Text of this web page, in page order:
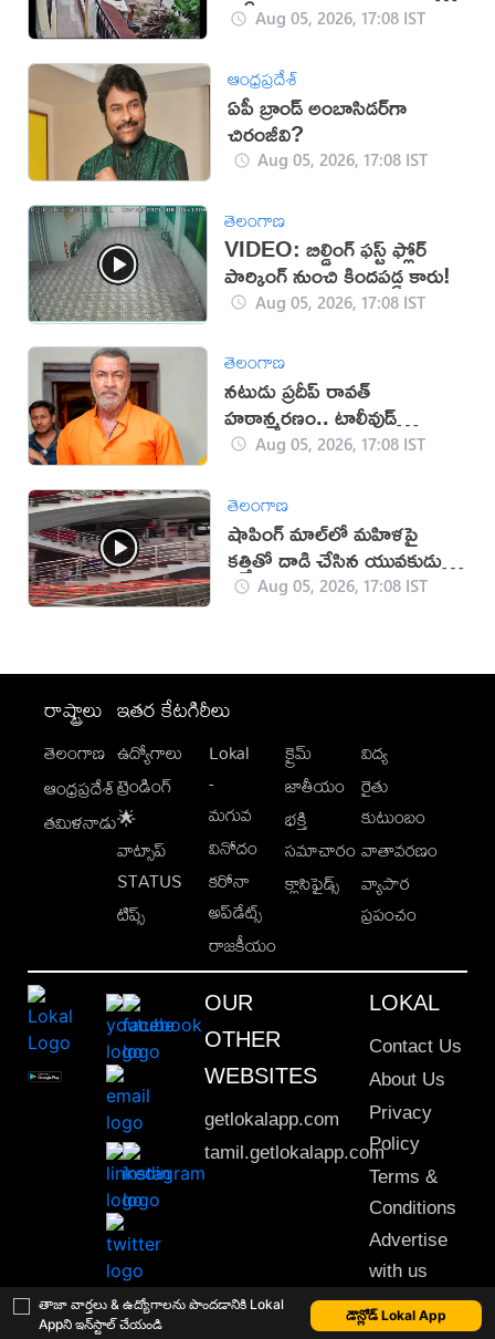
తాజా వార్తలు & ఉద్యోగాలను పొందడానికి Lokal
Appని ఇన్‌స్టాల్ చేయండి
డౌన్లోడ్ Lokal App
మృతి!Aug 05, 2026, 17:08 IST
ఆంధ్రప్రదేశ్
ఏపీ బ్రాండ్ అంబాసిడర్‌గా
చిరంజీవి?
Aug 05, 2026, 17:08 IST
తెలంగాణ
VIDEO: బిల్డింగ్ ఫస్ట్ ఫ్లోర్
పార్కింగ్ నుంచి కిందపడ్డ కారు!
Aug 05, 2026, 17:08 IST
తెలంగాణ
నటుడు ప్రదీప్ రావత్
హఠాన్మరణం.. టాలీవుడ్
స్పందనపై విమర్శలు
Aug 05, 2026, 17:08 IST
తెలంగాణ
షాపింగ్ మాల్‌లో మహిళపై
కత్తితో దాడి చేసిన యువకుడు
(వీడియో)
Aug 05, 2026, 17:08 IST
రాష్ట్రాలు
తెలంగాణ
ఆంధ్రప్రదేశ్
తమిళనాడు
ఇతర కేటగిరీలు
ఉద్యోగాలు
ట్రెండింగ్
🌟
వాట్సాప్
STATUS
టిప్స్
Lokal
-
మగువ
వినోదం
కరోనా
అప్‌డేట్స్
రాజకీయం
క్రైమ్
జాతీయం
భక్తి
సమాచారం
క్లాసిఫైడ్స్
విద్య
రైతు
కుటుంబం
వాతావరణం
వ్యాపార
ప్రపంచం
OUR
OTHER
WEBSITES
getlokalapp.com
tamil.getlokalapp.com
LOKAL
Contact Us
About Us
Privacy
Policy
Terms &
Conditions
Advertise
with us
Sitemap
This material may not be published, transmitted, rewritten or redistributed. © 2020 Lokal App. All rights reserved.